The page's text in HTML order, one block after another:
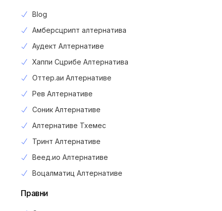
Blog
Амберсцрипт алтернатива
Аудект Алтернативе
Хаппи Сцрибе Алтернатива
Оттер.аи Алтернативе
Рев Алтернативе
Соник Алтернативе
Алтернативе Тхемес
Тринт Алтернативе
Веед.ио Алтернативе
Воцалматиц Алтернативе
Правни